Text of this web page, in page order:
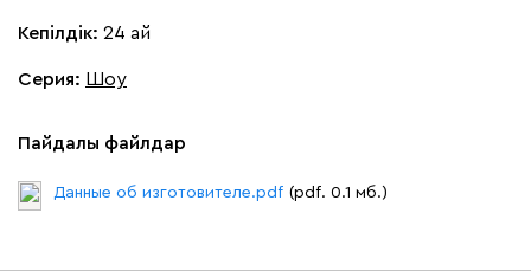
Кепілдік: 24 ай
Серия: Шоу
Пайдалы файлдар
Данные об изготовителе.pdf (pdf. 0.1 мб.)